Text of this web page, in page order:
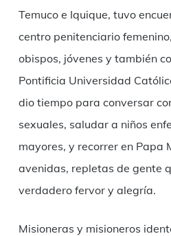
Temuco e Iquique, tuvo
centro penitenciario
obispos, jóvenes y también
Pontificia Universidad
dio tiempo para conversar
sexuales, saludar a niños
mayores, y recorrer en Papa
avenidas, repletas de gente
verdadero fervor y alegría.
Misioneras y misioneros